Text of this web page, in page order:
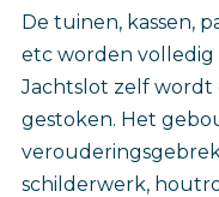
De tuinen, kassen,
etc worden
Jachtslot zelf wordt
gestoken. Het
schilderwerk,